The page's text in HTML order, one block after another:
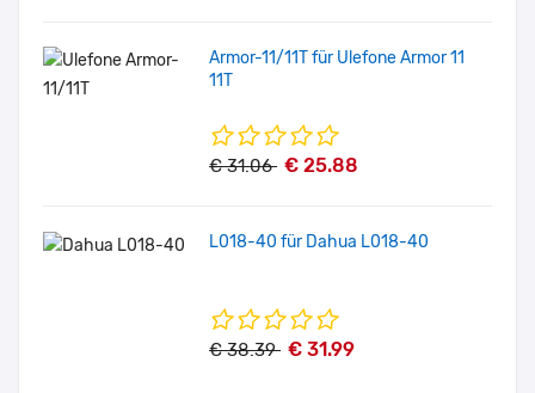
Armor-11/11T für Ulefone Armor 11
11T
€ 31.06 € 25.88
L018-40 für Dahua L018-40
€ 38.39 € 31.99